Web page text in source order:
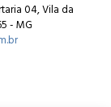
04, Vila da
- MG